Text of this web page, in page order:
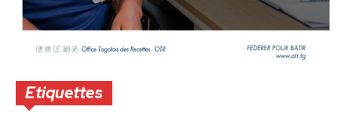
Etiquettes